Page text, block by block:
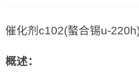
催化剂c102(螯合锡u-220h)
概述：